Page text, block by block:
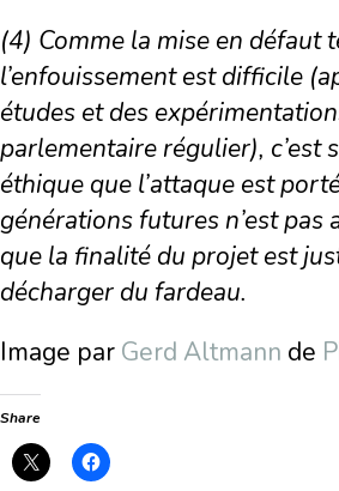
(4) Comme la mise en défaut
l’enfouissement est difficile
études et des
parlementaire régulier), c’est
éthique que l’attaque est
générations futures n’est pas
que la finalité du projet est
décharger du fardeau.
Image par Gerd Altmann de
Share